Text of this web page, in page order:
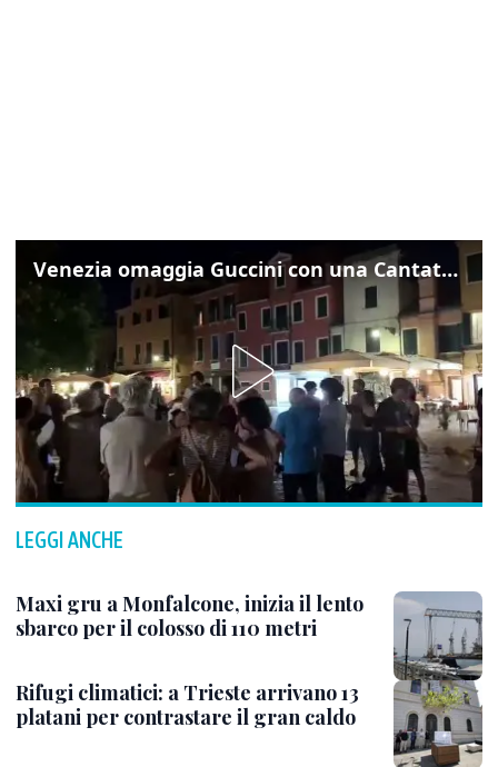
Venezia omaggia Guccini con una Cantata Anarchica in campo Santa Margherita
LEGGI ANCHE
Maxi gru a Monfalcone, inizia il lento
sbarco per il colosso di 110 metri
Rifugi climatici: a Trieste arrivano 13
platani per contrastare il gran caldo